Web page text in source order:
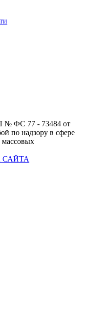
№ ФС 77 - 73484 от
по надзору в сфере
САЙТА